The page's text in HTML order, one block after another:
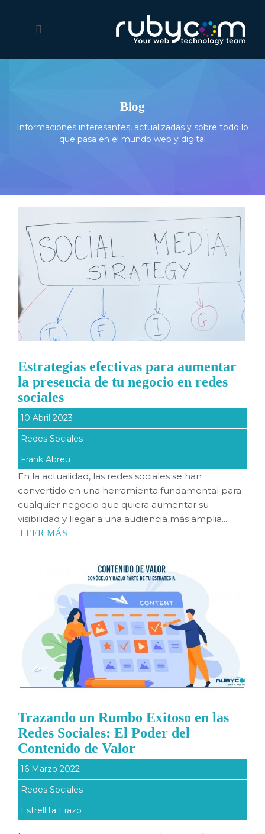
Blog
Informaciones interesantes, actualizadas y sobre todo lo
que pasa en el mundo web y digital
Estrategias efectivas para aumentar
la presencia de tu negocio en redes
sociales
10 Abril 2023
Redes Sociales
Frank Abreu
En la actualidad, las redes sociales se han
convertido en una herramienta fundamental para
cualquier negocio que quiera aumentar su
visibilidad y llegar a una audiencia más amplia...
LEER MÁS
Trazando un Rumbo Exitoso en las
Redes Sociales: El Poder del
Contenido de Valor
16 Marzo 2022
Redes Sociales
Estrellita Erazo